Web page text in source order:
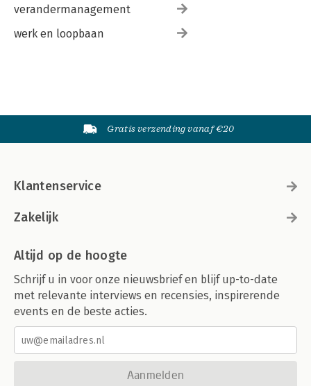
verandermanagement
werk en loopbaan
Gratis verzending vanaf €20
Klantenservice
Zakelijk
Altijd op de hoogte
Schrijf u in voor onze nieuwsbrief en blijf up-to-date
met relevante interviews en recensies, inspirerende
events en de beste acties.
Aanmelden